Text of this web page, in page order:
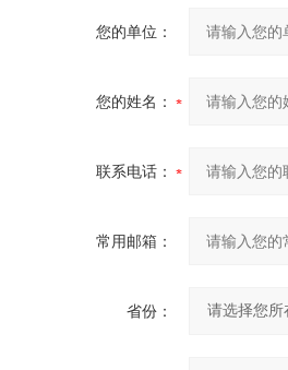
您的单位：
您的姓名：
联系电话：
常用邮箱：
省份：